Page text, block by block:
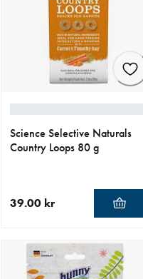
Science Selective Naturals
Country Loops 80 g
39.00 kr